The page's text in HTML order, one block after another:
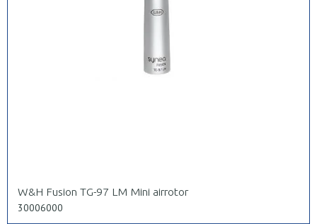
W&H Fusion TG-97 LM Mini airrotor
30006000